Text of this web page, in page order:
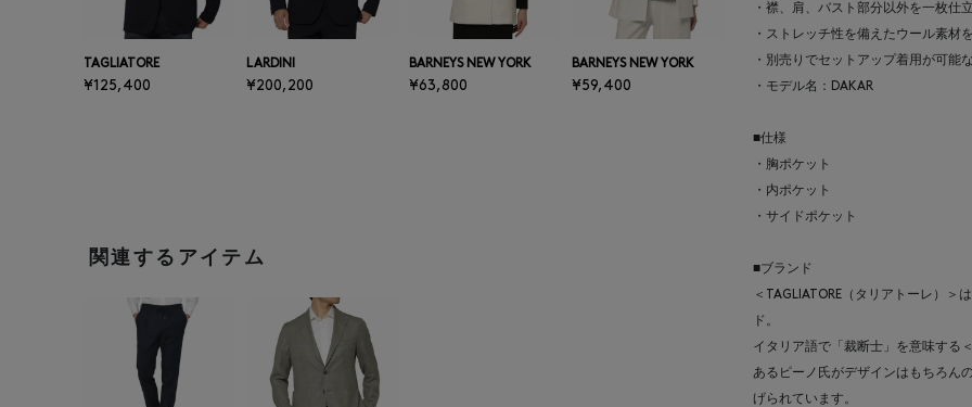
TAGLIATORE
¥125,400
LARDINI
¥200,200
BARNEYS NEW YORK
¥63,800
BARNEYS NEW YORK
¥59,400
関連するアイテム
・襟、肩、バスト部分以外を一枚仕
・ストレッチ性を備えたウール素材
・別売りでセットアップ着用が可能
・モデル名：DAKAR
■仕様
・胸ポケット
・内ポケット
・サイドポケット
■ブランド
＜TAGLIATORE（タリアトーレ）
ド。
イタリア語で「裁断士」を意味する
あるピーノ氏がデザインはもちろん
げられています。